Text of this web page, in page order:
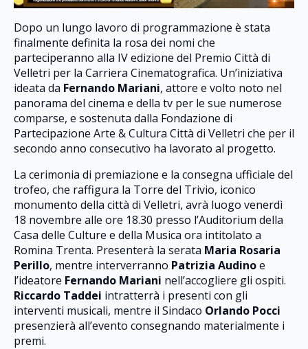
Dopo un lungo lavoro di programmazione è stata
finalmente definita la rosa dei nomi che
parteciperanno alla IV edizione del Premio Città di
Velletri per la Carriera Cinematografica. Un’iniziativa
ideata da Fernando Mariani, attore e volto noto nel
panorama del cinema e della tv per le sue numerose
comparse, e sostenuta dalla Fondazione di
Partecipazione Arte & Cultura Città di Velletri che per il
secondo anno consecutivo ha lavorato al progetto.
La cerimonia di premiazione e la consegna ufficiale del
trofeo, che raffigura la Torre del Trivio, iconico
monumento della città di Velletri, avrà luogo venerdì
18 novembre alle ore 18.30 presso l’Auditorium della
Casa delle Culture e della Musica ora intitolato a
Romina Trenta. Presenterà la serata Maria Rosaria
Perillo, mentre interverranno Patrizia Audinoe
l’ideatore Fernando Mariani nell’accogliere gli ospiti.
Riccardo Taddei intratterrà i presenti con gli
interventi musicali, mentre il Sindaco Orlando Pocci
presenzierà all’evento consegnando materialmente i
premi.